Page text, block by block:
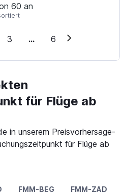
60 an
3 ... 6
für Flüge ab
in unserem Preisvorhersage-
für Flüge ab
FMM-BEG FMM-ZAD